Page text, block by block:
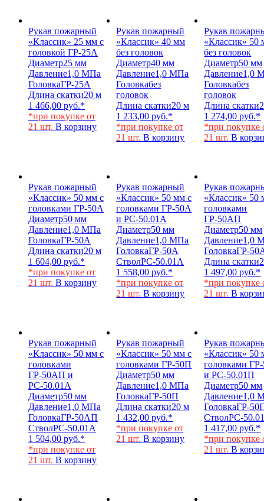
Рукав пожарный
«Классик» 25 мм с
головкой ГР-25А
Диаметр25 мм
Давление1,0 МПа
ГоловкаГР-25А
Длина скатки20 м
1 466,00 руб.*
*при покупке от
21 шт. В корзину
Рукав пожарный
«Классик» 40 мм
без головок
Диаметр40 мм
Давление1,0 МПа
Головкабез
головок
Длина скатки20 м
1 233,00руб.*
*при покупке от
21 шт. В корзину
Рукав
«Классик» 50
без головок
Диаметр50 мм
Давление1,0
Головкабез
головок
Длина скатки
1 274,00руб.*
*при покупке
21 шт. В
Рукав пожарный
«Классик» 50 мм с
головками ГР-50А
Диаметр50 мм
Давление1,0 МПа
ГоловкаГР-50А
Длина скатки20 м
1 604,00 руб.*
*при покупке от
21 шт. В корзину
Рукав пожарный
«Классик» 50 мм с
головками ГР-50А
и РС-50.01А
Диаметр50 мм
Давление1,0 МПа
ГоловкаГР-50А
СтволРС-50.01А
1 558,00руб.*
*при покупке от
21 шт. В корзину
Рукав
«Классик» 50
головками
ГР-50АП
Диаметр50 мм
Давление1,0
ГоловкаГР-
Длина скатки
1 497,00руб.*
*при покупке
21 шт. В
Рукав пожарный
«Классик» 50 мм с
головками
ГР-50АП и
РС-50.01А
Диаметр50 мм
Давление1,0 МПа
ГоловкаГР-50АП
СтволРС-50.01А
1 504,00 руб.*
*при покупке от
21 шт. В корзину
Рукав пожарный
«Классик» 50 мм с
головками ГР-50П
Диаметр50 мм
Давление1,0 МПа
ГоловкаГР-50П
Длина скатки20 м
1 432,00руб.*
*при покупке от
21 шт. В корзину
Рукав
«Классик» 50
головками
и РС-50.01П
Диаметр50 мм
Давление1,0
ГоловкаГР-
СтволРС-
1 417,00руб.*
*при покупке
21 шт. В